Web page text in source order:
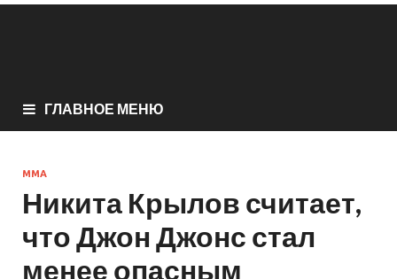
ГЛАВНОЕ МЕНЮ
MMA
Никита Крылов считает,
что Джон Джонс стал
менее опасным